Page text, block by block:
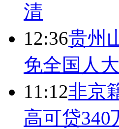
清
12:36贵州
免全国人
11:12非京
高可贷340